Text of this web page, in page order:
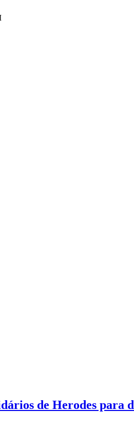
de Herodes para